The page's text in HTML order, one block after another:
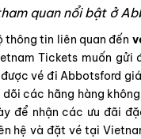
quan nổi bật ở
thông tin liên quan đến
Tickets muốn gửi
được vé đi Abbotsford
các hãng hàng
để nhận các ưu đãi
hệ và đặt vé tại